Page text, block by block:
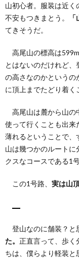
山初心者。服装は近
不安もつきまとう。
てきそうだ。
高尾山の標高は
とはないのだけれど
の高さなのかというの
に頂上までたどり着く
高尾山は麓から山の
使って行くことも出来
薄れるということで、
山は幾つかのルートに
クスなコースである1
この1号路、 実は山
登山なのに舗装？と
た。 正直言って、歩く
ちは、僕らより軽装